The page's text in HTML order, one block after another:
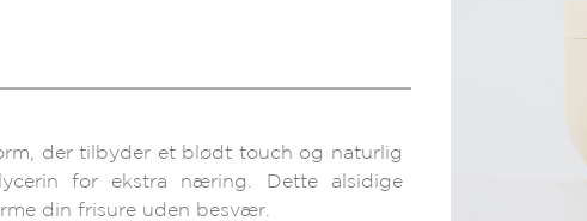
der tilbyder et blødt touch og naturlig
for ekstra næring. Dette alsidige
din frisure uden besvær.